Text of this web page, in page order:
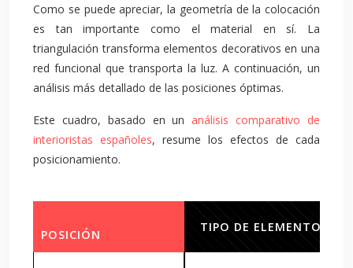
Como se puede apreciar, la geometría de la colocación
es tan importante como el material en sí. La
triangulación transforma elementos decorativos en una
red funcional que transporta la luz. A continuación, un
análisis más detallado de las posiciones óptimas.
Este cuadro, basado en un análisis comparativo de
interioristas españoles, resume los efectos de cada
posicionamiento.
POSICIÓN
TIPO DE ELEMENTO